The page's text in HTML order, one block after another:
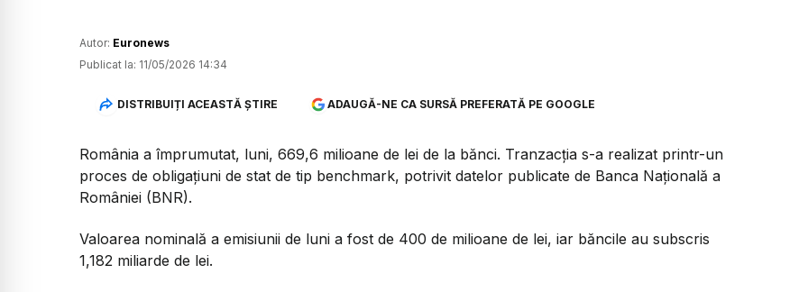
Autor: Euronews
Publicat la: 11/05/2026 14:34
DISTRIBUIȚI ACEASTĂ ȘTIRE ADAUGĂ-NE CA SURSĂ PREFERATĂ PE GOOGLE
România a împrumutat, luni, 669,6 milioane de lei de la bănci. Tranzacția s-a realizat printr-un
proces de obligațiuni de stat de tip benchmark, potrivit datelor publicate de Banca Națională a
României (BNR).
Valoarea nominală a emisiunii de luni a fost de 400 de milioane de lei, iar băncile au subscris
1,182 miliarde de lei.